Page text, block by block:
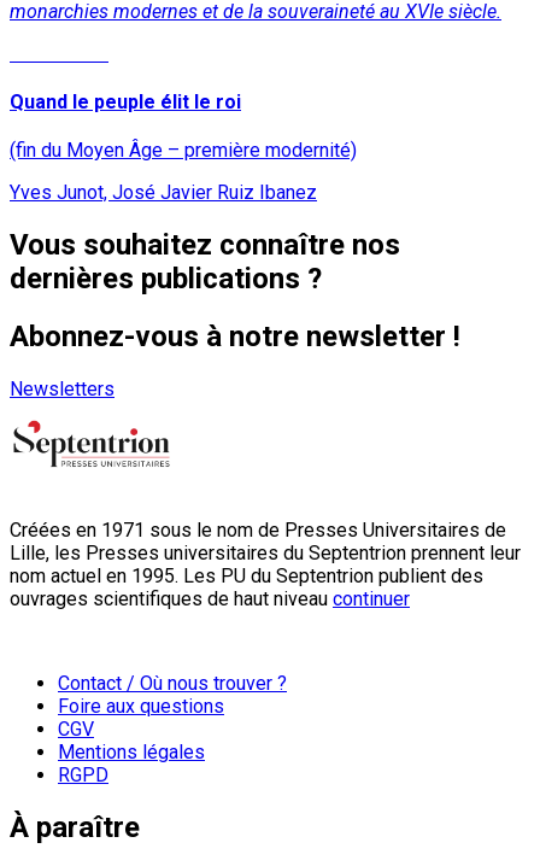
monarchies modernes et de la souveraineté au XVIe siècle.
Quand le peuple élit le roi
(fin du Moyen Âge – première modernité)
Yves Junot, José Javier Ruiz Ibanez
Vous souhaitez connaître nos
dernières publications ?
Abonnez-vous à notre newsletter !
Newsletters
Créées en 1971 sous le nom de Presses Universitaires de
Lille, les Presses universitaires du Septentrion prennent leur
nom actuel en 1995. Les PU du Septentrion publient des
ouvrages scientifiques de haut niveau continuer
Contact / Où nous trouver ?
Foire aux questions
CGV
Mentions légales
RGPD
À paraître